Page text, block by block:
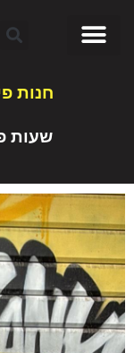
חנות
שעות